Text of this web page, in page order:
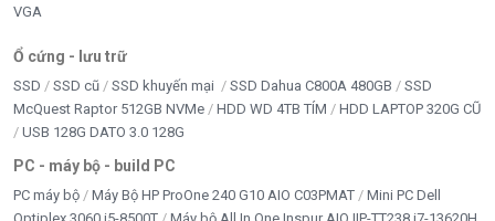
hợp với từng vị trí lắp đặt.
WiFi 6 – Kết nối mạnh mẽ và ổn định hơn
Khác với nhiều mẫu camera phổ thông chỉ hỗ trợ WiFi
4 hoặc WiFi 5, IMOU IPC-F32FP-PRO được trang bị
VGA
Ổ cứng - lưu trữ
SSD SSD cũ SSD khuyến mại SSD Dahua C800A 480GB
SSD
McQuest Raptor 512GB NVMe
HDD WD 4TB TÍM
HDD LAPTOP 320G CŨ
USB 128G DATO 3.0 128G
PC - máy bộ - build PC
PC máy bộ Máy Bộ HP ProOne 240 G10 AIO C03PMAT
Mini PC Dell